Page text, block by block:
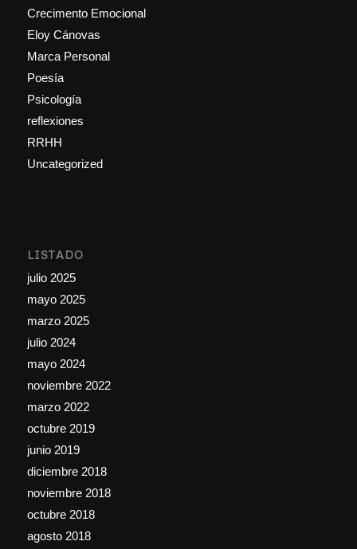
Crecimento Emocional
Eloy Cánovas
Marca Personal
Poesía
Psicología
reflexiones
RRHH
Uncategorized
LISTADO
julio 2025
mayo 2025
marzo 2025
julio 2024
mayo 2024
noviembre 2022
marzo 2022
octubre 2019
junio 2019
diciembre 2018
noviembre 2018
octubre 2018
agosto 2018